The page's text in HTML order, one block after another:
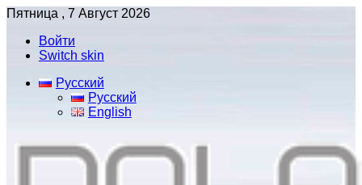
Пятница , 7 Август 2026
Войти
Switch skin
Русский
Русский
English